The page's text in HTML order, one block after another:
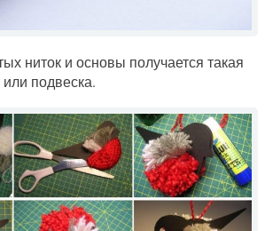
ниток и основы получается такая
подвеска.